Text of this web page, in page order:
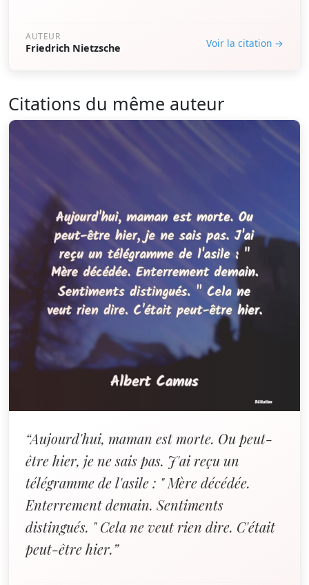
AUTEUR
Friedrich Nietzsche Voir la citation →
Citations du même auteur
“Aujourd'hui, maman est morte. Ou peut-
être hier, je ne sais pas. J'ai reçu un
télégramme de l'asile : " Mère décédée.
Enterrement demain. Sentiments
distingués. " Cela ne veut rien dire. C'était
peut-être hier.”